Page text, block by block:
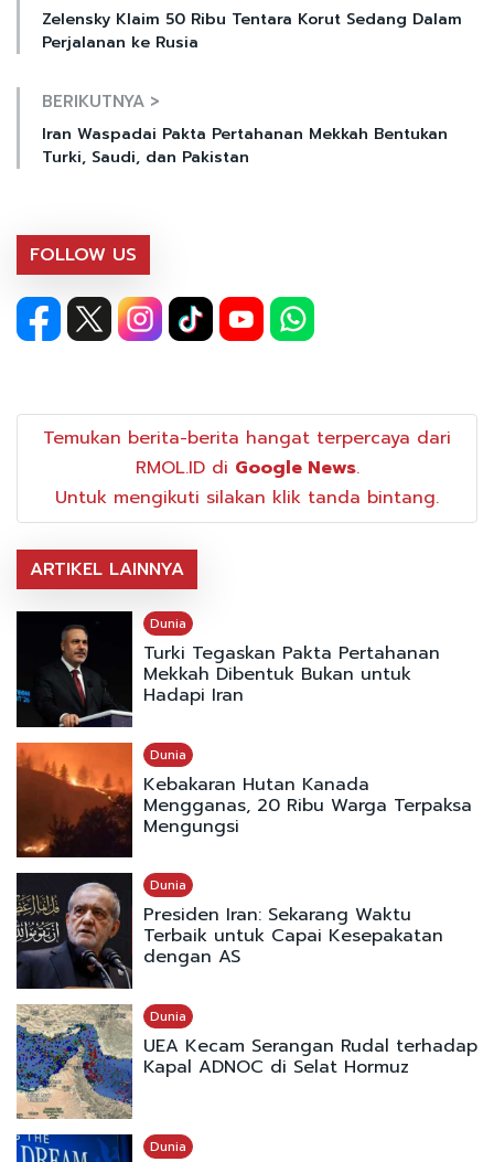
Zelensky Klaim 50 Ribu Tentara Korut Sedang Dalam
Perjalanan ke Rusia
BERIKUTNYA >
Iran Waspadai Pakta Pertahanan Mekkah Bentukan
Turki, Saudi, dan Pakistan
FOLLOW US
Temukan berita-berita hangat terpercaya dari
RMOL.ID di Google News.
Untuk mengikuti silakan klik tanda bintang.
ARTIKEL LAINNYA
Dunia
Turki Tegaskan Pakta Pertahanan
Mekkah Dibentuk Bukan untuk
Hadapi Iran
Dunia
Kebakaran Hutan Kanada
Mengganas, 20 Ribu Warga Terpaksa
Mengungsi
Dunia
Presiden Iran: Sekarang Waktu
Terbaik untuk Capai Kesepakatan
dengan AS
Dunia
UEA Kecam Serangan Rudal terhadap
Kapal ADNOC di Selat Hormuz
Dunia